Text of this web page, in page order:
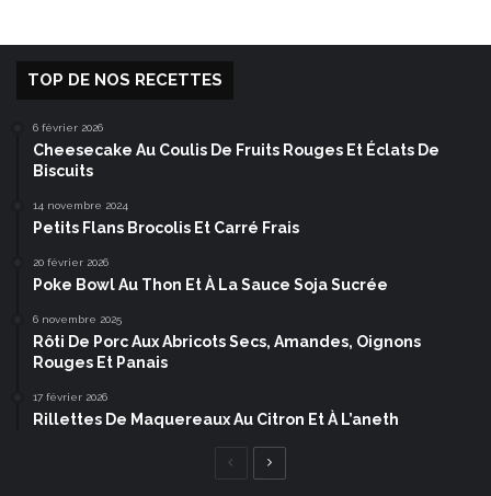
TOP DE NOS RECETTES
6 février 2026
Cheesecake Au Coulis De Fruits Rouges Et Éclats De
Biscuits
14 novembre 2024
Petits Flans Brocolis Et Carré Frais
20 février 2026
Poke Bowl Au Thon Et À La Sauce Soja Sucrée
6 novembre 2025
Rôti De Porc Aux Abricots Secs, Amandes, Oignons
Rouges Et Panais
17 février 2026
Rillettes De Maquereaux Au Citron Et À L’aneth
Page